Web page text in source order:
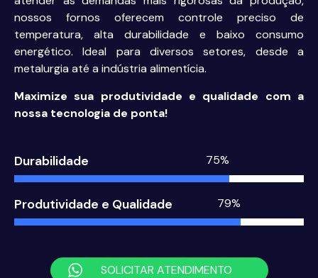
nossos fornos oferecem controle preciso de
temperatura, alta durabilidade e baixo consumo
energético. Ideal para diversos setores, desde a
metalurgia até a indústria alimentícia.
Maximize sua produtividade e qualidade com a
nossa tecnologia de ponta!
Durabilidade
Produtividade e Qualidade
SOLICITAR ATENDIMENTO